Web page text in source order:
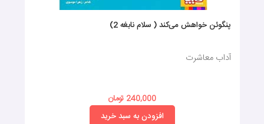
پنگوئن خواهش می‌کند ( سلام نابغه 2)
آداب معاشرت
240,000 تومان
افزودن به سبد خرید